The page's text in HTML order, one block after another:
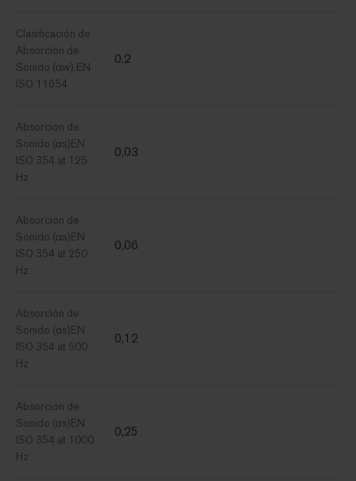
Clasificación de
Absorción de
Sonido (αw) EN
ISO 11654
0.2
Absorción de
Sonido (αs)EN
ISO 354 at 125
Hz
0,03
Absorción de
Sonido (αs)EN
ISO 354 at 250
Hz
0,06
Absorción de
Sonido (αs)EN
ISO 354 at 500
Hz
0,12
Absorción de
Sonido (αs)EN
ISO 354 at 1000
Hz
0,25